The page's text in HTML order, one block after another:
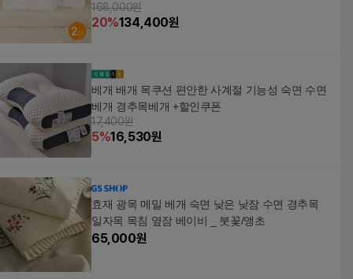
168,000원
20%134,400원
베개 배개 목쿠션 편안한 사계절 기능성 숙면 수면
베개 경추목베개 +할인쿠폰
17,400원
5%16,530원
효재 광목 메밀 베개 숙면 낮은 낮잠 수면 경추목
일자목 목침 옆잠 베이비 _ 붓꽃/앵초
65,000원